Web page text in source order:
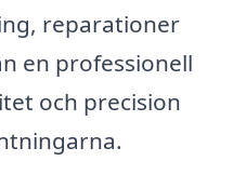
reparationer
en professionell
och precision